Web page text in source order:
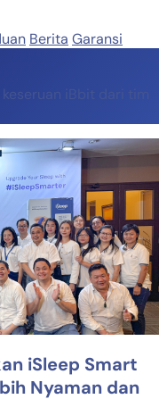
Berita Garansi
iBbit dari tim
iSleep Smart
Nyaman dan